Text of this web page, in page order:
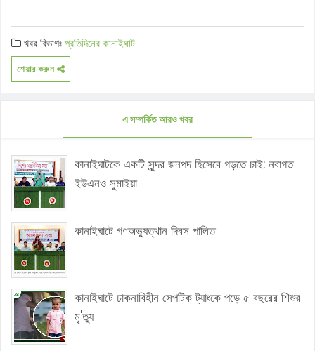
খবর বিভাগঃপ্রতিদিনের কানাইঘাট
শেয়ার করুন
এ সম্পর্কিত আরও খবর
কানাইঘাটকে একটি সুন্দর জনপদ হিসেবে গড়তে চাই: নবাগত
ইউএনও সুমাইয়া
কানাইঘাটে গণঅভ্যুত্থান দিবস পালিত
কানাইঘাটে ঢাকনাবিহীন সেপটিক ট্যাংকে পড়ে ৫ বছরের শিশুর
মৃ'ত্যু